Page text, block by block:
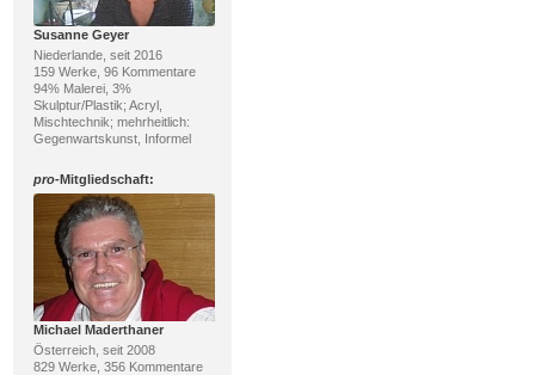
Susanne Geyer
Niederlande, seit 2016
159 Werke, 96 Kommentare
94% Malerei, 3%
Skulptur/Plastik; Acryl,
Mischtechnik; mehrheitlich:
Gegenwartskunst, Informel
pro-Mitgliedschaft:
Michael Maderthaner
Österreich, seit 2008
829 Werke, 356 Kommentare